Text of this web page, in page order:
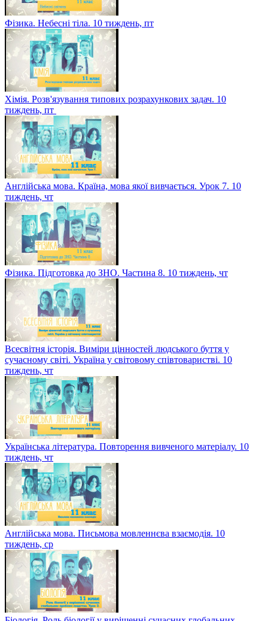
Фізика. Небесні тіла. 10 тиждень, пт
Хімія. Розв'язування типових розрахункових задач. 10
тиждень, пт
Англійська мова. Країна, мова якої вивчається. Урок 7. 10
тиждень, чт
Фізика. Підготовка до ЗНО. Частина 8. 10 тиждень, чт
Всесвітня історія. Виміри цінностей людського буття у
сучасному світі. Україна у світовому співтоваристві. 10
тиждень, чт
Українська література. Повторення вивченого матеріалу. 10
тиждень, чт
Англійська мова. Письмова мовленнєва взаємодія. 10
тиждень, ср